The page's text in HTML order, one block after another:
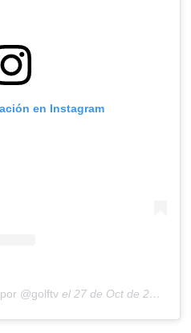
en Instagram
@golftv el27 de Oct de 2020 a las 8:27 PDT